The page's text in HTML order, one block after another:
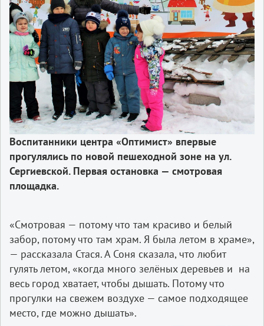
Воспитанники центра «Оптимист» впервые
прогулялись по новой пешеходной зоне на ул.
Сергиевской. Первая остановка — смотровая
площадка.
«Смотровая — потому что там красиво и белый
забор, потому что там храм. Я была летом в храме»,
— рассказала Стася. А Соня сказала, что любит
гулять летом, «когда много зелёных деревьев и на
весь город хватает, чтобы дышать. Потому что
прогулки на свежем воздухе — самое подходящее
место, где можно дышать».